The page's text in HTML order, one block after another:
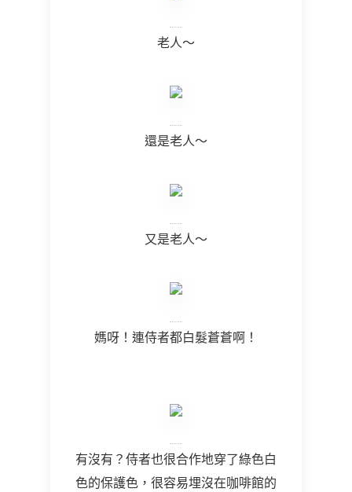
老人～
還是老人～
又是老人～
媽呀！連侍者都白髮蒼蒼啊！
有沒有？侍者也很合作地穿了綠色白
色的保護色，很容易埋沒在咖啡館的